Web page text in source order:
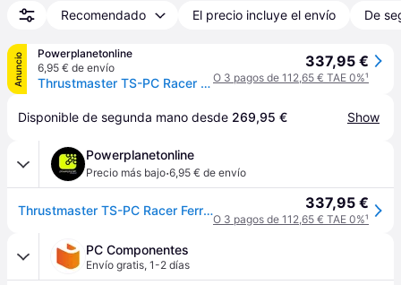
Recomendado El precio incluye el envío De
Anuncio
Powerplanetonline
6,95 € de envío
Thrustmaster TS-PC Racer Ferrari 488 Challenge Edition Negro USB 2.0 Volante Analógico/Digital
337,95 €
O 3 pagos de 112,65 € TAE 0%¹
Disponible de segunda mano desde 269,95 € Show
Powerplanetonline
Precio más bajo·6,95 € de envío
Thrustmaster TS-PC Racer Ferrari 488 Challenge Edition Negro USB 2.0 Volante Analógico/Digital 337,95 €
O 3 pagos de 112,65 € TAE 0%¹
PC Componentes
Envío gratis, 1-2 días